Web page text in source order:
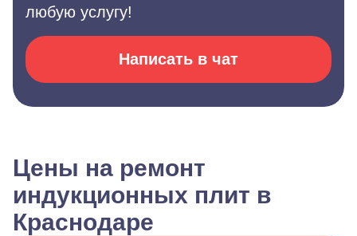
любую услугу!
Написать в чат
Цены на ремонт
индукционных плит в
Краснодаре